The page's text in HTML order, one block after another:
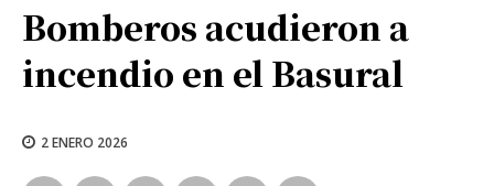
Bomberos acudieron a
incendio en el Basural
2 ENERO 2026